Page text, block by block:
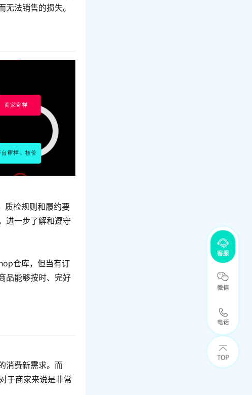
法销售的损失。
质检规则和履约要
进一步了解和遵守
仓库，但当有订
品能够按时、完好
消费新需求。而
于商家来说是非常